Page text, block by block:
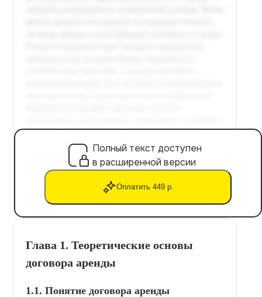
Полный текст доступен
в расширенной версии
Оплатить 449 р.
Глава 1. Теоретические основы
договора аренды
1.1. Понятие договора аренды